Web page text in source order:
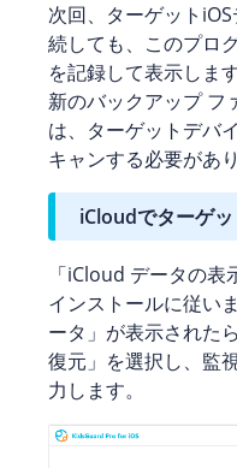
次回、ターゲット
続しても、このプロ
を記録して表示しま
新のバックアップ フ
は、ターゲットデバ
キャンする必要があり
iCloudでターゲ
「iCloud データの
インストールに従い
ータ」が表示された
復元」を選択し、監
力します。